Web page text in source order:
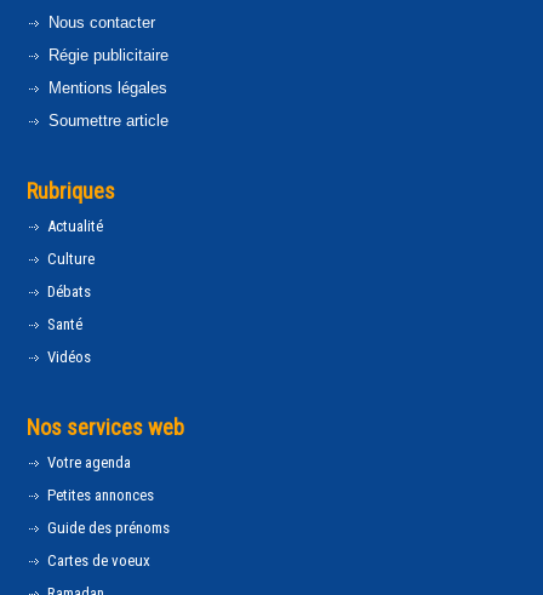
Nous contacter
Régie publicitaire
Mentions légales
Soumettre article
Rubriques
Actualité
Culture
Débats
Santé
Vidéos
Nos services web
Votre agenda
Petites annonces
Guide des prénoms
Cartes de voeux